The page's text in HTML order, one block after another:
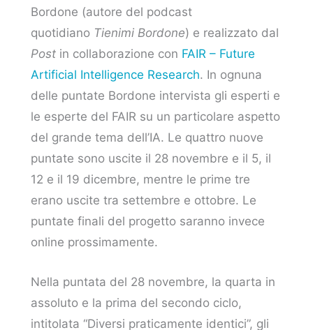
Bordone (autore del podcast
quotidiano Tienimi Bordone) e realizzato dal
Postin collaborazione con FAIR – Future
Artificial Intelligence Research. In ognuna
delle puntate Bordone intervista gli esperti e
le esperte del FAIR su un particolare aspetto
del grande tema dell’IA. Le quattro nuove
puntate sono uscite il 28 novembre e il 5, il
12 e il 19 dicembre, mentre le prime tre
erano uscite tra settembre e ottobre. Le
puntate finali del progetto saranno invece
online prossimamente.
Nella puntata del 28 novembre, la quarta in
assoluto e la prima del secondo ciclo,
intitolata “Diversi praticamente identici”, gli